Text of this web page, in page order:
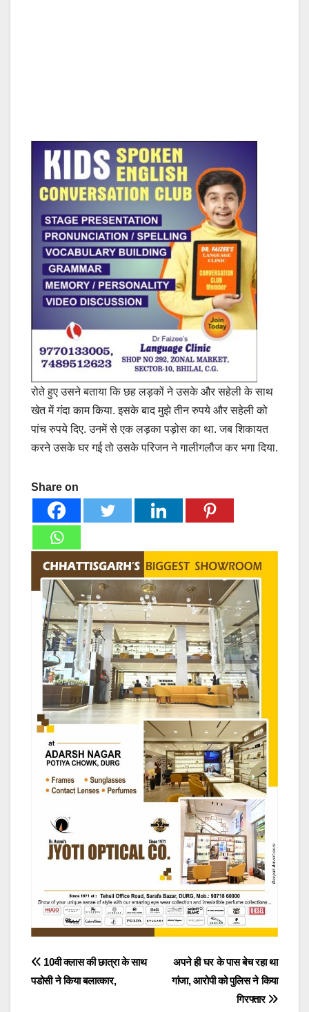
रोते हुए उसने बताया कि छह लड़कों ने उसके और सहेली के साथ
खेत में गंदा काम किया. इसके बाद मुझे तीन रुपये और सहेली को
पांच रुपये दिए. उनमें से एक लड़का पड़ोस का था. जब शिकायत
करने उसके घर गई तो उसके परिजन ने गालीगलौज कर भगा दिया.
Share on
Post
navigation
अपने ही घर के पास बेच रहा था
गांजा, आरोपी को पुलिस ने किया
गिरफ्तार
10वी क्लास की छात्रा के साथ
पडोसी ने किया बलात्कार,